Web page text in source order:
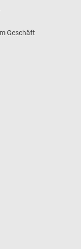
Geschäft